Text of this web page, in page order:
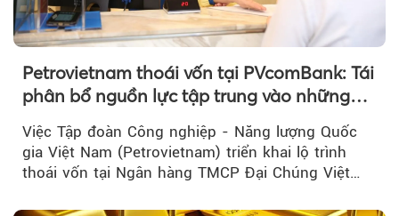
Petrovietnam thoái vốn tại PVcomBank: Tái
phân bổ nguồn lực tập trung vào những
Việc Tập đoàn Công nghiệp - Năng lượng Quốc
gia Việt Nam (Petrovietnam) triển khai lộ trình
thoái vốn tại Ngân hàng TMCP Đại Chúng Việt